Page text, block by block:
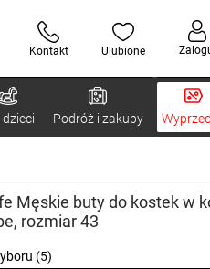
Kontakt Ulubione
dzieci Podróż i zakupy
Męskie buty do kostek w
rozmiar 43
(5)